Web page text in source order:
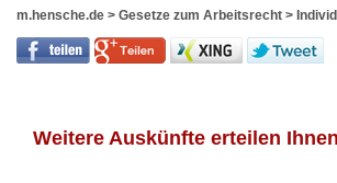
m.hensche.de > Gesetze zum Arbeitsrecht >
Weitere Auskünfte erteilen